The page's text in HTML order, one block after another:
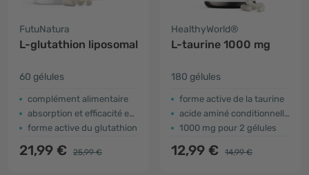
FutuNatura
L-glutathion liposomal
60 gélules
​complément alimentaire
absorption et efficacité excellentes
forme active du glutathion
21,99 € 25,99 €
HealthyWorld®
L-taurine 1000 mg
180 gélules
forme active de la taurine
acide aminé conditionnellement essentiel
1000 mg pour 2 gélules
12,99 € 14,99 €